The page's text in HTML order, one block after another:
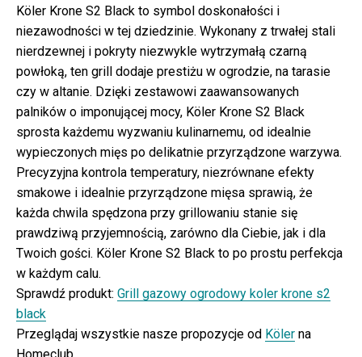
Köler Krone S2 Black to symbol doskonałości i
niezawodności w tej dziedzinie. Wykonany z trwałej stali
nierdzewnej i pokryty niezwykle wytrzymałą czarną
powłoką, ten grill dodaje prestiżu w ogrodzie, na tarasie
czy w altanie. Dzięki zestawowi zaawansowanych
palników o imponującej mocy, Köler Krone S2 Black
sprosta każdemu wyzwaniu kulinarnemu, od idealnie
wypieczonych mięs po delikatnie przyrządzone warzywa.
Precyzyjna kontrola temperatury, niezrównane efekty
smakowe i idealnie przyrządzone mięsa sprawią, że
każda chwila spędzona przy grillowaniu stanie się
prawdziwą przyjemnością, zarówno dla Ciebie, jak i dla
Twoich gości. Köler Krone S2 Black to po prostu perfekcja
w każdym calu.
Sprawdź produkt: Grill gazowy ogrodowy koler krone s2
black
Przeglądaj wszystkie nasze propozycje od Köler na